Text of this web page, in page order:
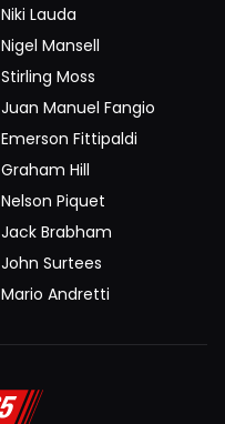
Niki Lauda
Nigel Mansell
Stirling Moss
Juan Manuel Fangio
Emerson Fittipaldi
Graham Hill
Nelson Piquet
Jack Brabham
John Surtees
Mario Andretti